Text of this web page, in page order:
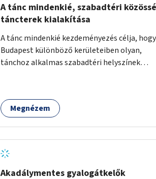
A tánc mindenkié, szabadtéri
táncterek kialakítása
A tánc mindenkié kezdeményezés célja, hogy
Budapest különböző kerületeiben olyan,
tánchoz alkalmas szabadtéri helyszínek
táncklubok, sőt, az egyszerű mozgásra vágyó
lakosok is részt vehetnek közösségi
szervezésére alkalmas, csiszolt, sima
burkolattal rendelkező platformok állnak
rendelkezésre. Az 5 darab táncteret, melynek
Megnézem
Akadálymentes gyalogátkelők